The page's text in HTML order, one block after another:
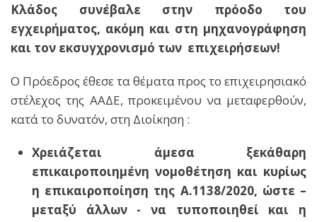
Κλάδος συνέβαλε στην πρόοδο του
εγχειρήματος, ακόμη και στη μηχανογράφηση
και τον εκσυγχρονισμό των επιχειρήσεων!
Ο Πρόεδρος έθεσε τα θέματα προς το επιχειρησιακό
στέλεχος της ΑΑΔΕ, προκειμένου να μεταφερθούν,
κατά το δυνατόν, στη Διοίκηση :
Χρειάζεται άμεσα ξεκάθαρη
επικαιροποιημένη νομοθέτηση και κυρίως
η επικαιροποίηση της Α.1138/2020, ώστε –
μεταξύ άλλων - να τυποποιηθεί και η